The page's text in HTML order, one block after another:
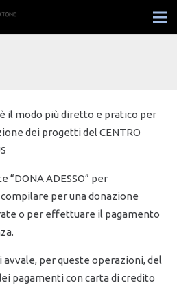
è il modo più diretto e pratico per
dei progetti del CENTRO
“DONA ADESSO” per
per una donazione
o per effettuare il pagamento
avvale, per queste operazioni, del
pagamenti con carta di credito